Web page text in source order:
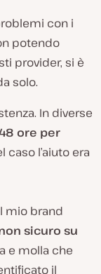
con i
potendo
provider, si è
solo.
In diverse
ore per
caso l’aiuto era
mio brand
sicuro su
e molla che
il